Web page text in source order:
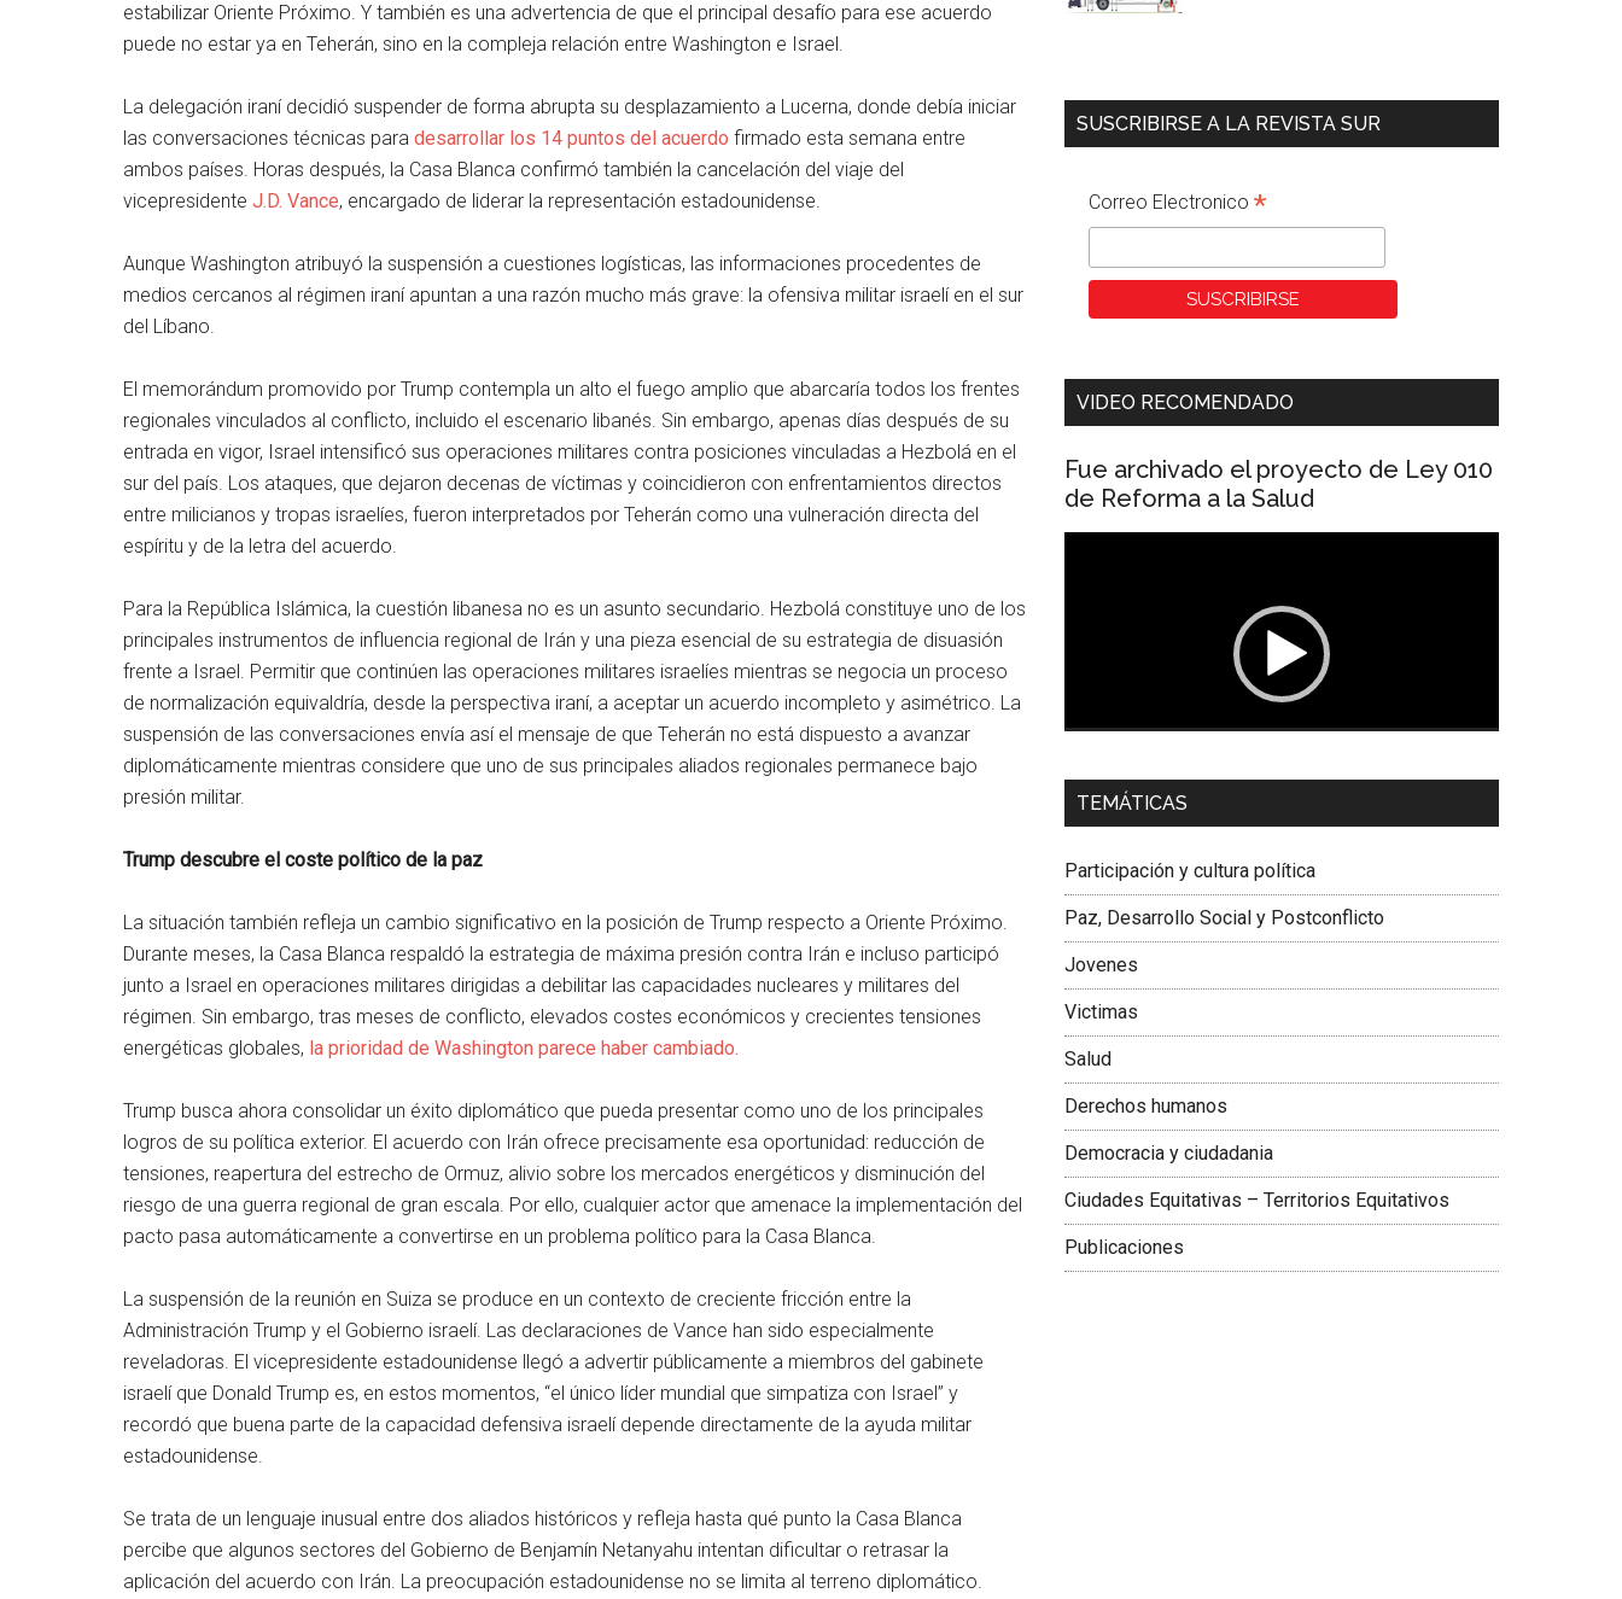
estabilizar Oriente Próximo. Y también es una advertencia de que el principal desafío para ese acuerdo
puede no estar ya en Teherán, sino en la compleja relación entre Washington e Israel.
La delegación iraní decidió suspender de forma abrupta su desplazamiento a Lucerna, donde debía iniciar
las conversaciones técnicas para desarrollar los 14 puntos del acuerdo firmado esta semana entre
ambos países. Horas después, la Casa Blanca confirmó también la cancelación del viaje del
vicepresidente J.D. Vance, encargado de liderar la representación estadounidense.
Aunque Washington atribuyó la suspensión a cuestiones logísticas, las informaciones procedentes de
medios cercanos al régimen iraní apuntan a una razón mucho más grave: la ofensiva militar israelí en el sur
del Líbano.
El memorándum promovido por Trump contempla un alto el fuego amplio que abarcaría todos los frentes
regionales vinculados al conflicto, incluido el escenario libanés. Sin embargo, apenas días después de su
entrada en vigor, Israel intensificó sus operaciones militares contra posiciones vinculadas a Hezbolá en el
sur del país. Los ataques, que dejaron decenas de víctimas y coincidieron con enfrentamientos directos
entre milicianos y tropas israelíes, fueron interpretados por Teherán como una vulneración directa del
espíritu y de la letra del acuerdo.
Para la República Islámica, la cuestión libanesa no es un asunto secundario. Hezbolá constituye uno de los
principales instrumentos de influencia regional de Irán y una pieza esencial de su estrategia de disuasión
frente a Israel. Permitir que continúen las operaciones militares israelíes mientras se negocia un proceso
de normalización equivaldría, desde la perspectiva iraní, a aceptar un acuerdo incompleto y asimétrico. La
suspensión de las conversaciones envía así el mensaje de que Teherán no está dispuesto a avanzar
diplomáticamente mientras considere que uno de sus principales aliados regionales permanece bajo
presión militar.
Trump descubre el coste político de la paz
La situación también refleja un cambio significativo en la posición de Trump respecto a Oriente Próximo.
Durante meses, la Casa Blanca respaldó la estrategia de máxima presión contra Irán e incluso participó
junto a Israel en operaciones militares dirigidas a debilitar las capacidades nucleares y militares del
régimen. Sin embargo, tras meses de conflicto, elevados costes económicos y crecientes tensiones
energéticas globales, la prioridad de Washington parece haber cambiado.
Trump busca ahora consolidar un éxito diplomático que pueda presentar como uno de los principales
logros de su política exterior. El acuerdo con Irán ofrece precisamente esa oportunidad: reducción de
tensiones, reapertura del estrecho de Ormuz, alivio sobre los mercados energéticos y disminución del
riesgo de una guerra regional de gran escala. Por ello, cualquier actor que amenace la implementación del
pacto pasa automáticamente a convertirse en un problema político para la Casa Blanca.
La suspensión de la reunión en Suiza se produce en un contexto de creciente fricción entre la
Administración Trump y el Gobierno israelí. Las declaraciones de Vance han sido especialmente
reveladoras. El vicepresidente estadounidense llegó a advertir públicamente a miembros del gabinete
israelí que Donald Trump es, en estos momentos, “el único líder mundial que simpatiza con Israel” y
recordó que buena parte de la capacidad defensiva israelí depende directamente de la ayuda militar
estadounidense.
Se trata de un lenguaje inusual entre dos aliados históricos y refleja hasta qué punto la Casa Blanca
percibe que algunos sectores del Gobierno de Benjamín Netanyahu intentan dificultar o retrasar la
aplicación del acuerdo con Irán. La preocupación estadounidense no se limita al terreno diplomático.
SUSCRIBIRSE A LA REVISTA SUR
Correo Electronico *
VIDEO RECOMENDADO
Fue archivado el proyecto de Ley 010
de Reforma a la Salud
Dra. Carolina Corcho Mejía,
Latinoamericana Sur, Vicepresidenta Federación
TEMÁTICAS
Participación y cultura política
Paz, Desarrollo Social y Postconflicto
Jovenes
Victimas
Salud
Derechos humanos
Democracia y ciudadania
Ciudades Equitativas – Territorios Equitativos
Publicaciones